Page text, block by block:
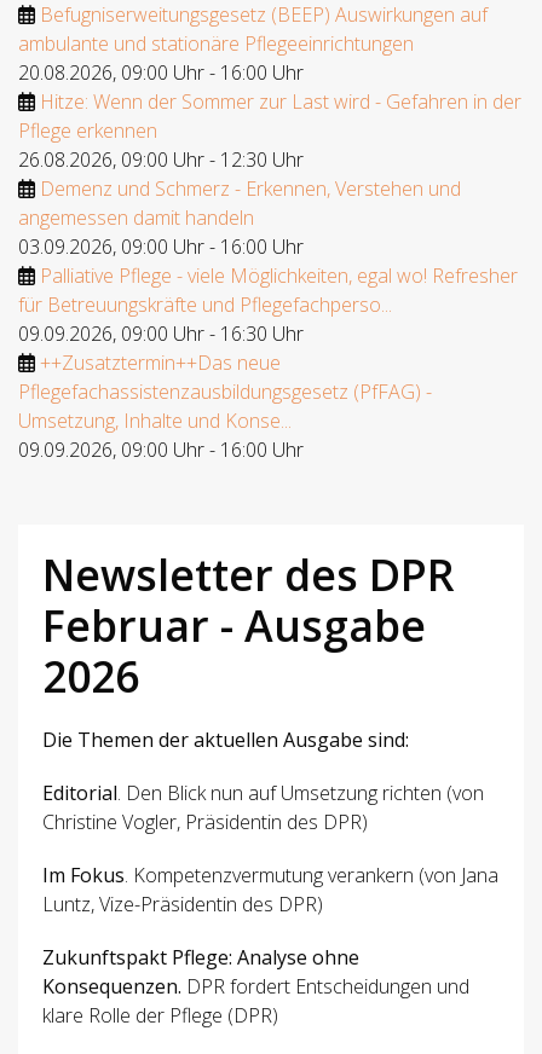
Befugniserweitungsgesetz (BEEP) Auswirkungen auf
ambulante und stationäre Pflegeeinrichtungen
20.08.2026, 09:00 Uhr- 16:00 Uhr
Hitze: Wenn der Sommer zur Last wird - Gefahren in der
Pflege erkennen
26.08.2026, 09:00 Uhr- 12:30 Uhr
Demenz und Schmerz - Erkennen, Verstehen und
angemessen damit handeln
03.09.2026, 09:00 Uhr- 16:00 Uhr
Palliative Pflege - viele Möglichkeiten, egal wo! Refresher
für Betreuungskräfte und Pflegefachperso...
09.09.2026, 09:00 Uhr- 16:30 Uhr
++Zusatztermin++Das neue
Pflegefachassistenzausbildungsgesetz (PfFAG) -
Umsetzung, Inhalte und Konse...
09.09.2026, 09:00 Uhr- 16:00 Uhr
Newsletter des DPR
Februar - Ausgabe
2026
Die Themen der aktuellen Ausgabe sind:
Editorial. Den Blick nun auf Umsetzung richten (von
Christine Vogler, Präsidentin des DPR)
Im Fokus. Kompetenzvermutung verankern (von Jana
Luntz, Vize-Präsidentin des DPR)
Zukunftspakt Pflege: Analyse ohne
Konsequenzen. DPR fordert Entscheidungen und
klare Rolle der Pflege (DPR)